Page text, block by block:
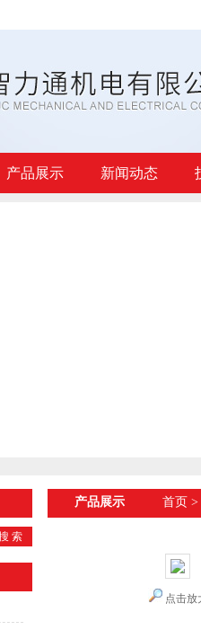
产品展示 新闻动态
产品展示 首页 >
点击放